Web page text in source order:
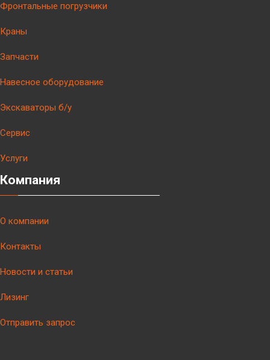
Фронтальные погрузчики
Краны
Запчасти
Навесное оборудование
Экскаваторы б/у
Сервис
Услуги
Компания
О компании
Контакты
Новости и статьи
Лизинг
Отправить запрос